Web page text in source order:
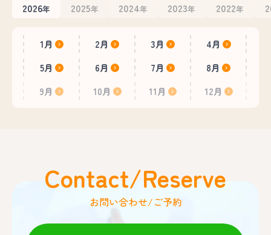
2026年 2025年 2024年 2023年 2022年
1月 2月 3月
4月
5月
6月 7月
8月
9月
10月 11月 12月
Contact/Reserve
お問い合わせ/ご予約